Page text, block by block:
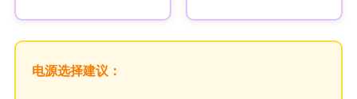
电源选择建议：